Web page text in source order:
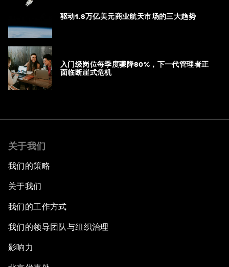
驱动1.8万亿美元商业航天市场的三大趋势
入门级岗位每季度骤降80%，下一代管理者正
面临断崖式危机
关于我们
我们的策略
关于我们
我们的工作方式
我们的领导团队与组织治理
影响力